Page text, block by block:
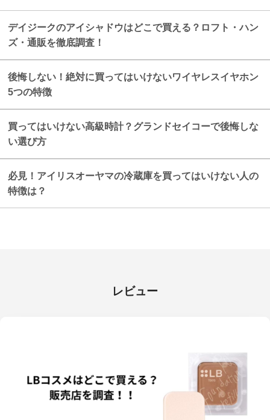
デイジークのアイシャドウはどこで買える？ロフト・ハン
ズ・通販を徹底調査！
後悔しない！絶対に買ってはいけないワイヤレスイヤホン
5つの特徴
買ってはいけない高級時計？グランドセイコーで後悔しな
い選び方
必見！アイリスオーヤマの冷蔵庫を買ってはいけない人の
特徴は？
レビュー